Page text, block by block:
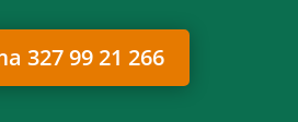
327 99 21 266